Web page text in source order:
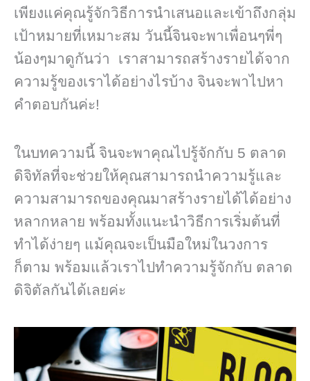
เพียงแค่คุณรู้จักวิธีการนำเสนอและเข้าถึงกลุ่ม
เป้าหมายที่เหมาะสม วันนี้จินจะพาเพื่อนๆพี่ๆ
น้องๆมาดูกันว่า เราสามารถสร้างรายได้จาก
ความรู้ของเราได้อย่างไรบ้าง จินจะพาไปหา
คำตอบกันค่ะ!
ในบทความนี้ จินจะพาคุณไปรู้จักกับ 5 ตลาด
ดิจิทัลที่จะช่วยให้คุณสามารถนำความรู้และ
ความสามารถของคุณมาสร้างรายได้ได้อย่าง
หลากหลาย พร้อมทั้งแนะนำวิธีการเริ่มต้นที่
ทำได้ง่ายๆ แม้คุณจะเป็นมือใหม่ในวงการ
ก็ตาม พร้อมแล้วเราไปทำความรู้จักกับ ตลาด
ดิจิตัลกันได้เลยค่ะ